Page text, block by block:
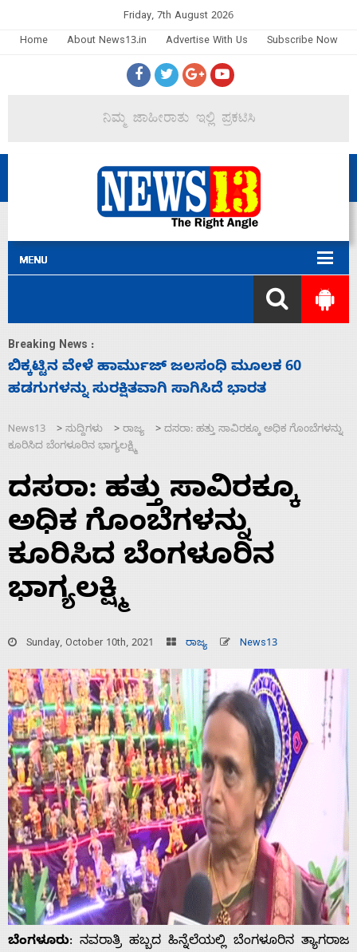
Friday, 7th August 2026
Home
About News13.in Advertise With Us Subscribe Now
Breaking News :
ನಾಗೇಂದ್ರ ರಾಜೀನಾಮೆ ಕೊಡದಿದ್ದರೆ ಸದನ ನಡೆಸಲು
ಬಿಡೆವು: ಛಲವಾದಿ ನಾರಾಯಣಸ್ವಾಮಿ
News13 > ಸುದ್ದಿಗಳು > ರಾಜ್ಯ > ದಸರಾ: ಹತ್ತು ಸಾವಿರಕ್ಕೂ ಅಧಿಕ ಗೊಂಬೆಗಳನ್ನು
ಕೂರಿಸಿದ ಬೆಂಗಳೂರಿನ ಭಾಗ್ಯಲಕ್ಷ್ಮಿ
ದಸರಾ: ಹತ್ತು ಸಾವಿರಕ್ಕೂ
ಅಧಿಕ ಗೊಂಬೆಗಳನ್ನು
ಕೂರಿಸಿದ ಬೆಂಗಳೂರಿನ
ಭಾಗ್ಯಲಕ್ಷ್ಮಿ
Sunday, October 10th, 2021 ರಾಜ್ಯ News13
ಬೆಂಗಳೂರು: ನವರಾತ್ರಿ ಹಬ್ಬದ ಹಿನ್ನೆಲೆಯಲ್ಲಿ ಬೆಂಗಳೂರಿನ ತ್ಯಾಗರಾಜ